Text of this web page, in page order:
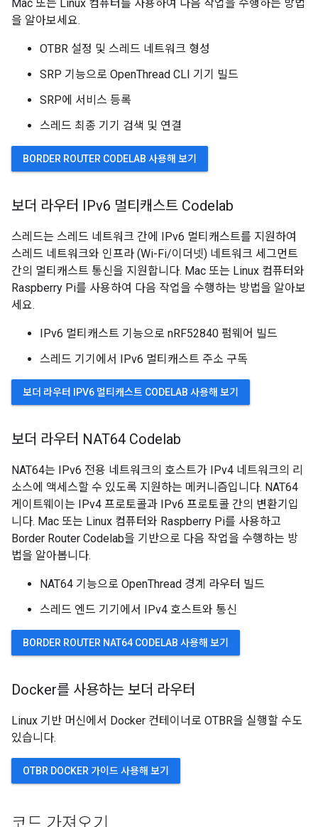
Mac 또는 Linux 컴퓨터를 사용하여 다음 작업을 수행하는 방법
을 알아보세요.
OTBR 설정 및 스레드 네트워크 형성
SRP 기능으로 OpenThread CLI 기기 빌드
SRP에 서비스 등록
스레드 최종 기기 검색 및 연결
BORDER ROUTER CODELAB 사용해 보기
보더 라우터 IPv6 멀티캐스트 Codelab
스레드는 스레드 네트워크 간에 IPv6 멀티캐스트를 지원하여
스레드 네트워크와 인프라 (Wi-Fi/이더넷) 네트워크 세그먼트
간의 멀티캐스트 통신을 지원합니다. Mac 또는 Linux 컴퓨터와
Raspberry Pi를 사용하여 다음 작업을 수행하는 방법을 알아보
세요.
IPv6 멀티캐스트 기능으로 nRF52840 펌웨어 빌드
스레드 기기에서 IPv6 멀티캐스트 주소 구독
보더 라우터 IPV6 멀티캐스트 CODELAB 사용해 보기
보더 라우터 NAT64 Codelab
NAT64는 IPv6 전용 네트워크의 호스트가 IPv4 네트워크의 리
소스에 액세스할 수 있도록 지원하는 메커니즘입니다. NAT64
게이트웨이는 IPv4 프로토콜과 IPv6 프로토콜 간의 변환기입
니다. Mac 또는 Linux 컴퓨터와 Raspberry Pi를 사용하고
Border Router Codelab을 기반으로 다음 작업을 수행하는 방
법을 알아봅니다.
NAT64 기능으로 OpenThread 경계 라우터 빌드
스레드 엔드 기기에서 IPv4 호스트와 통신
BORDER ROUTER NAT64 CODELAB 사용해 보기
Docker를 사용하는 보더 라우터
Linux 기반 머신에서 Docker 컨테이너로 OTBR을 실행할 수도
있습니다.
OTBR DOCKER 가이드 사용해 보기